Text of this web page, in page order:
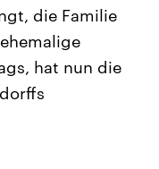
Aktuelle Beiträge,
Hintergründe
Wirtschaftlich und
die Vereinigten
den mächtigsten Ländern
mit großem Einfluss auf
die Familie
hat nun die